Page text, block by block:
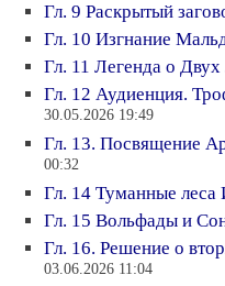
Гл. 9 Раскрытый
Гл. 10 Изгнание
Гл. 11 Легенда о
Гл. 12 Аудиенция.
30.05.2026 19:49
Гл. 13. Посвящение
00:32
Гл. 14 Туманные леса
Гл. 15 Вольфады и
Гл. 16. Решение о
03.06.2026 11:04